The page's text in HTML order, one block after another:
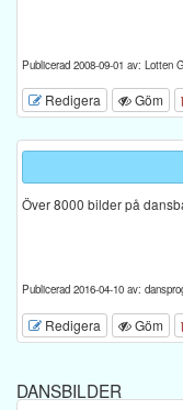
Publicerad 2008-09-01 av: Lotten
Redigera Göm
Över 8000 bilder på
Publicerad 2016-04-10 av:
Redigera Göm
DANSBILDER